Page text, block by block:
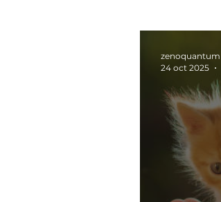
zenoquantum
24 oct 2025